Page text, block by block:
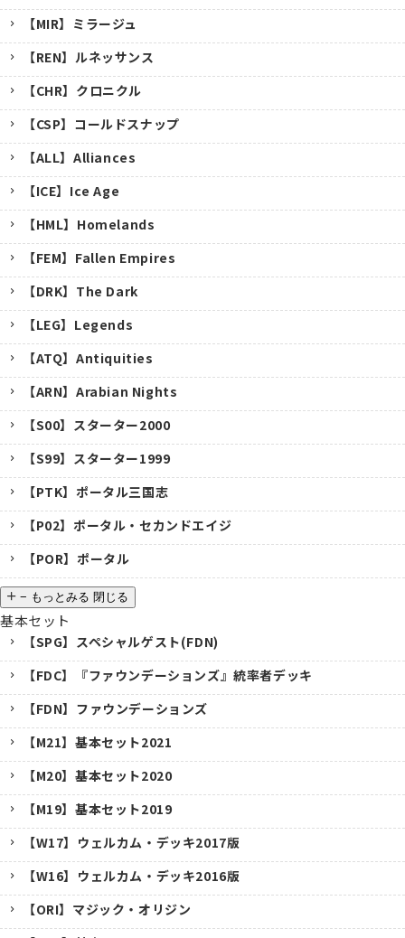
【MIR】ミラージュ
【REN】ルネッサンス
【CHR】クロニクル
【CSP】コールドスナップ
【ALL】Alliances
【ICE】Ice Age
【HML】Homelands
【FEM】Fallen Empires
【DRK】The Dark
【LEG】Legends
【ATQ】Antiquities
【ARN】Arabian Nights
【S00】スターター2000
【S99】スターター1999
【PTK】ポータル三国志
【P02】ポータル・セカンドエイジ
【POR】ポータル
− もっとみる 閉じる
基本セット
【SPG】スペシャルゲスト(FDN)
【FDC】『ファウンデーションズ』統率者デッキ
【FDN】ファウンデーションズ
【M21】基本セット2021
【M20】基本セット2020
【M19】基本セット2019
【W17】ウェルカム・デッキ2017版
【W16】ウェルカム・デッキ2016版
【ORI】マジック・オリジン